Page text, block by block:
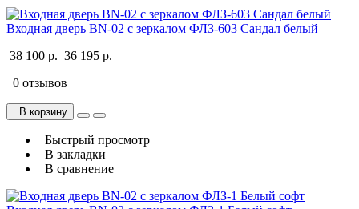
Входная дверь BN-02 с зеркалом ФЛЗ-603 Сандал белый
38 100 р. 36 195 р.
0 отзывов
В корзину
Быстрый просмотр
В закладки
В сравнение